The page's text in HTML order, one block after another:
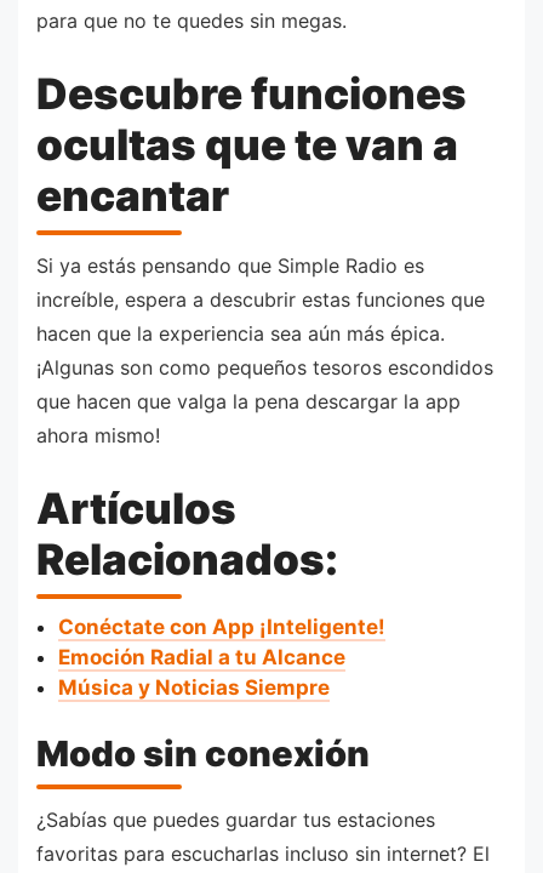
para que no te quedes sin megas.
Descubre funciones
ocultas que te van a
encantar
Si ya estás pensando que Simple Radio es
increíble, espera a descubrir estas funciones que
hacen que la experiencia sea aún más épica.
¡Algunas son como pequeños tesoros escondidos
que hacen que valga la pena descargar la app
ahora mismo!
Artículos
Relacionados:
Conéctate con App ¡Inteligente!
Emoción Radial a tu Alcance
Música y Noticias Siempre
Modo sin conexión
¿Sabías que puedes guardar tus estaciones
favoritas para escucharlas incluso sin internet? El